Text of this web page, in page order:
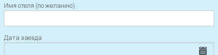
Имя отеля (по желанию)
Дата заезда